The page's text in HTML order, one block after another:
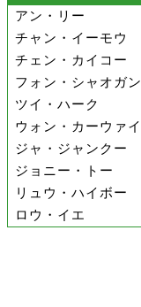
アン・リー
チャン・イーモウ
チェン・カイコー
フォン・シャオガン
ツイ・ハーク
ウォン・カーウァイ
ジャ・ジャンクー
ジョニー・トー
リュウ・ハイボー
ロウ・イエ